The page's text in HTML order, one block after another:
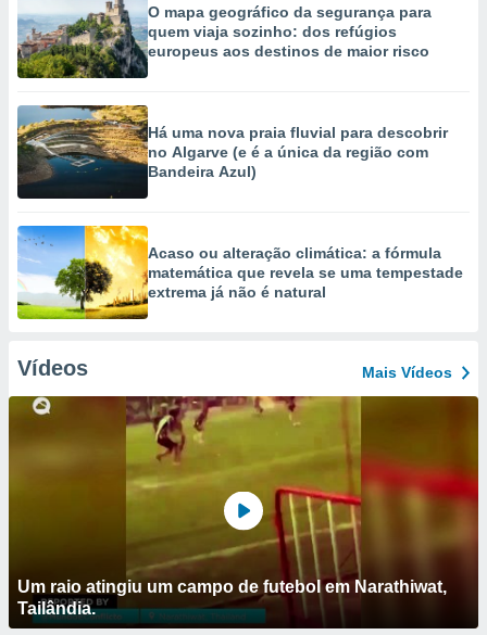
O mapa geográfico da segurança para
quem viaja sozinho: dos refúgios
europeus aos destinos de maior risco
Há uma nova praia fluvial para descobrir
no Algarve (e é a única da região com
Bandeira Azul)
Acaso ou alteração climática: a fórmula
matemática que revela se uma tempestade
extrema já não é natural
Vídeos Mais Vídeos
Um raio atingiu um campo de futebol em Narathiwat,
Tailândia.